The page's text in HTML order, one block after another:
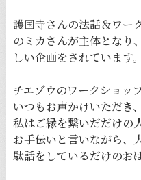
護国寺さんの法話＆ワー
のミカさんが主体となり
しい企画をされています。
チエゾウのワークショッ
いつもお声かけいただき
私はご縁を繋いだだけの
お手伝いと言いながら、
駄話をしているだけのお